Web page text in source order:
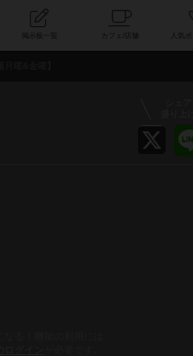
コミュニティ